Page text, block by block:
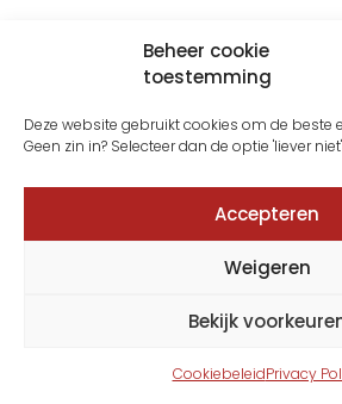
Beheer cookie
toestemming
Deze website gebruikt cookies om de beste
Geen zin in? Selecteer dan de optie 'liever
Accepteren
Weigeren
Bekijk
CookiebeleidPrivacy